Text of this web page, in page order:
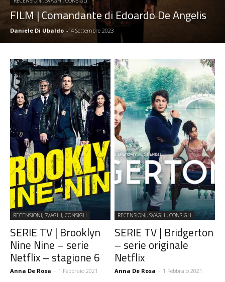
FILM | Comandante di Edoardo De Angelis
Daniele Di Ubaldo - 4 Settembre 2023
RECENSIONI, SVAGHI, CONSIGLI
SERIE TV | Brooklyn
Nine Nine – serie
Netflix – stagione 6
Anna De Rosa - 1 Febbraio 2021
RECENSIONI, SVAGHI, CONSIGLI
SERIE TV | Bridgerton
– serie originale
Netflix
Anna De Rosa - 1 Febbraio 2021